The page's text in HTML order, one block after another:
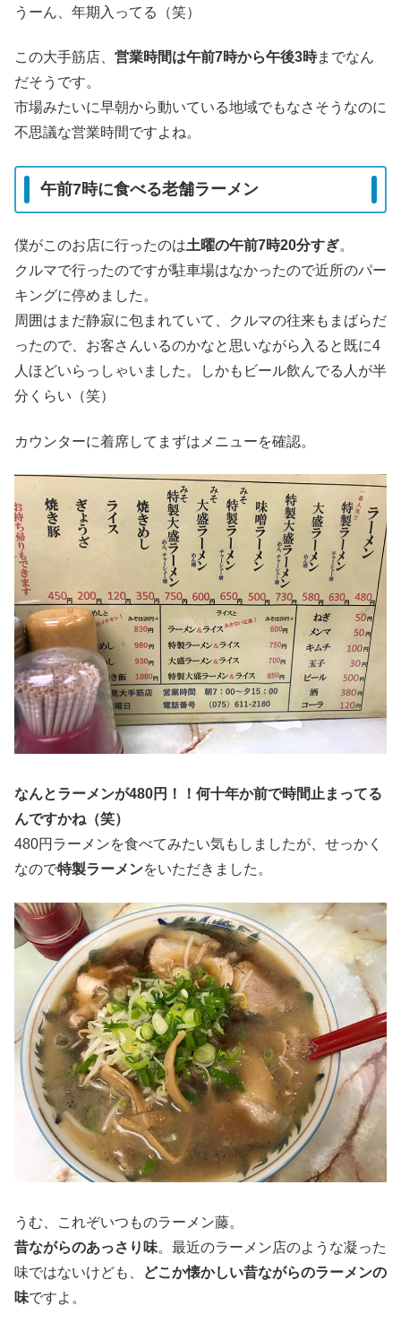
うーん、年期入ってる（笑）
この大手筋店、 営業時間は午前7時から午後3時までなん
だそうです。
市場みたいに早朝から動いている地域でもなさそうなのに
不思議な営業時間ですよね。
午前7時に食べる老舗ラーメン
僕がこのお店に行ったのは土曜の午前7時20分すぎ。
クルマで行ったのですが駐車場はなかったので近所のパー
キングに停めました。
周囲はまだ静寂に包まれていて、クルマの往来もまばらだ
ったので、お客さんいるのかなと思いながら入ると既に4
人ほどいらっしゃいました。しかもビール飲んでる人が半
分くらい（笑）
カウンターに着席してまずはメニューを確認。
なんとラーメンが480円！！何十年か前で時間止まってる
んですかね（笑）
480円ラーメンを食べてみたい気もしましたが、せっかく
なので特製ラーメンをいただきました。
うむ、これぞいつものラーメン藤。
昔ながらのあっさり味。最近のラーメン店のような凝った
味ではないけども、
どこか懐かしい昔ながらのラーメンの
味ですよ。